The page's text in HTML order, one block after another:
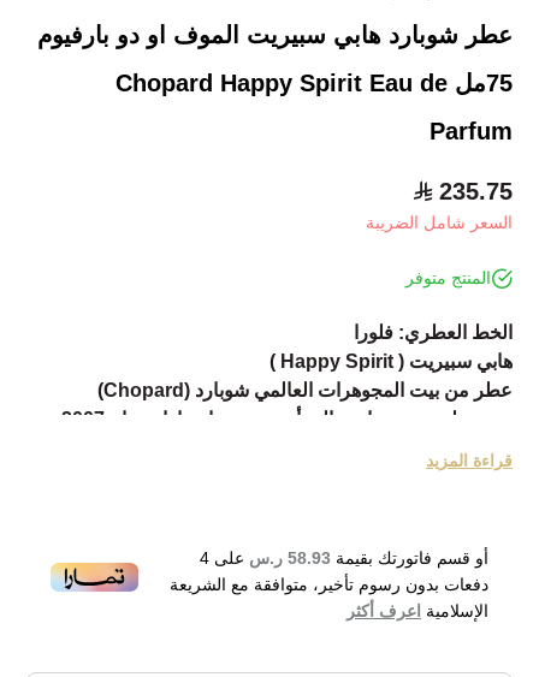
عطر شوبارد هابي سبيريت الموف او دو بارفيوم
75مل Chopard Happy Spirit Eau de
Parfum
235.75
السعر شامل الضريبة
المنتج متوفر
الخط العطري: فلورا
هابي سبيريت ( Happy Spirit )
عطر من بيت المجوهرات العالمي شوبارد (Chopard)
ومازالت اصداراته واردة حالياً.
تأتي القمة العطرية لتتوج التكوين برفقة توت العُليق والبرتقال
وتختتم القاعدة العطرية التكوين برفقة خشب الكشمير، العنبر
والمسك.
Chopard Happy Spirit Eau de Parfum 75m
قراءة المزيد
أو قسم فاتورتك بقيمة 58.93 ر.س على 4
دفعات بدون رسوم تأخير، متوافقة مع الشريعة
الإسلامية اعرف أكثر